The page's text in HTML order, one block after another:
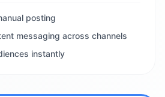
posting
messaging across channels
instantly